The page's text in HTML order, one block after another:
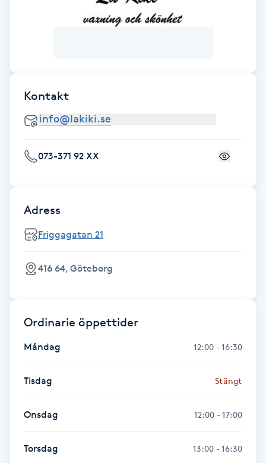
Gellack
Gellack med förstärkning
Gravidmassage
Gruppträning
Gua Sha-massage
Headspa
Healing
Herrklippning
Kontakt
073-371 92 XX
Adress
Friggagatan 21
416 64, Göteborg
Ordinarie öppettider
Måndag 12:00 - 16:30
Tisdag Stängt
Onsdag 12:00 - 17:00
Torsdag 13:00 - 16:30